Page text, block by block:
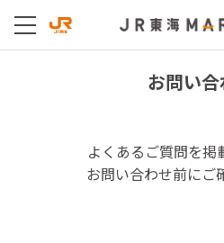
お問い
よくあるご質問を掲
お問い合わせ前にご